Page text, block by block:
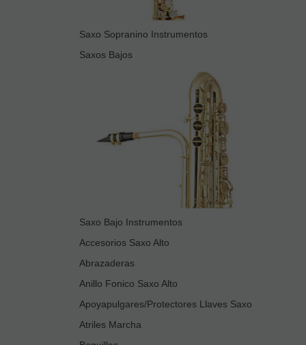
Saxo Sopranino Instrumentos
Saxos Bajos
Saxo Bajo Instrumentos
Accesorios Saxo Alto
Abrazaderas
Anillo Fonico Saxo Alto
Apoyapulgares/Protectores Llaves Saxo
Atriles Marcha